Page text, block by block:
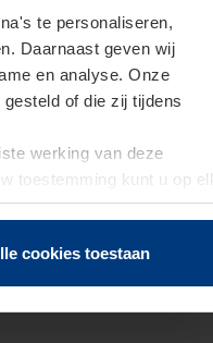
te personaliseren,
Daarnaast geven wij
en analyse. Onze
of die zij tijdens
werking van deze
toestemming kunt u op elk
herroepen.
cookies toestaan